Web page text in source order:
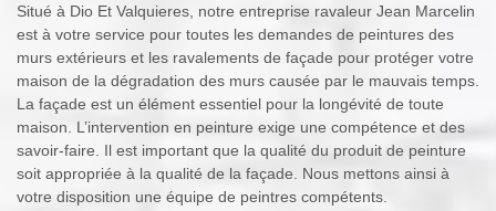
Situé à Dio Et Valquieres, notre entreprise ravaleur Jean Marcelin
est à votre service pour toutes les demandes de peintures des
murs extérieurs et les ravalements de façade pour protéger votre
maison de la dégradation des murs causée par le mauvais temps.
La façade est un élément essentiel pour la longévité de toute
maison. L’intervention en peinture exige une compétence et des
savoir-faire. Il est important que la qualité du produit de peinture
soit appropriée à la qualité de la façade. Nous mettons ainsi à
votre disposition une équipe de peintres compétents.